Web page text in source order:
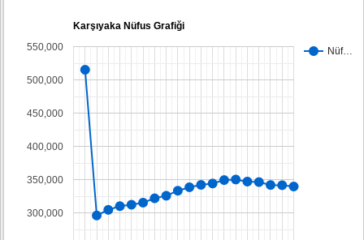
Karşıyaka Nüfus Grafiği
Nüf…
300,000
350,000
400,000
450,000
500,000
550,000